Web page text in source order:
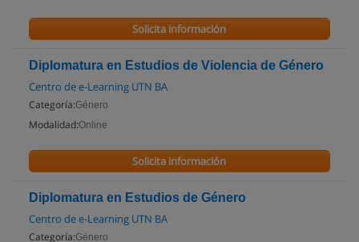
Solicita información
Diplomatura en Estudios de Violencia de Género
Centro de e-Learning UTN BA
Categoría:Género
Modalidad:Online
Solicita información
Diplomatura en Estudios de Género
Centro de e-Learning UTN BA
Categoría:Género